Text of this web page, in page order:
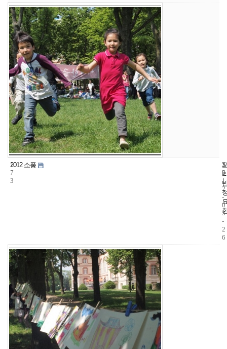
1
7
3
2012 소풍
5
5
2
0
1
2
-
0
5
-
2
6